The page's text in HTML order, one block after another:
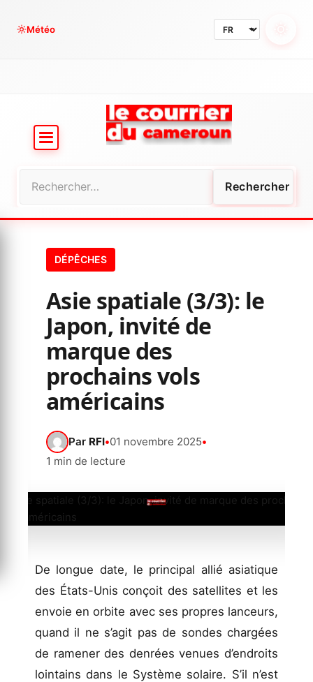
Météo
DÉPÊCHES
Asie spatiale (3/3): le
Japon, invité de
marque des
prochains vols
américains
Par RFI•01 novembre 2025•
1 min de lecture
De longue date, le principal allié asiatique
des États-Unis conçoit des satellites et les
envoie en orbite avec ses propres lanceurs,
quand il ne s’agit pas de sondes chargées
de ramener des denrées venues d’endroits
lointains dans le Système solaire. S’il n’est